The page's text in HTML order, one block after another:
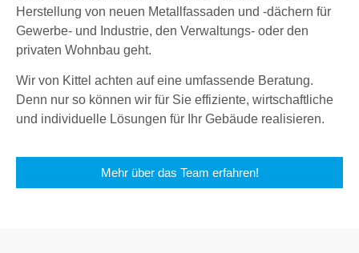
Herstellung von neuen Metallfassaden und -dächern für
Gewerbe- und Industrie, den Verwaltungs- oder den
privaten Wohnbau geht.
Wir von Kittel achten auf eine umfassende Beratung.
Denn nur so können wir für Sie effiziente, wirtschaftliche
und individuelle Lösungen für Ihr Gebäude realisieren.
Mehr über das Team erfahren!